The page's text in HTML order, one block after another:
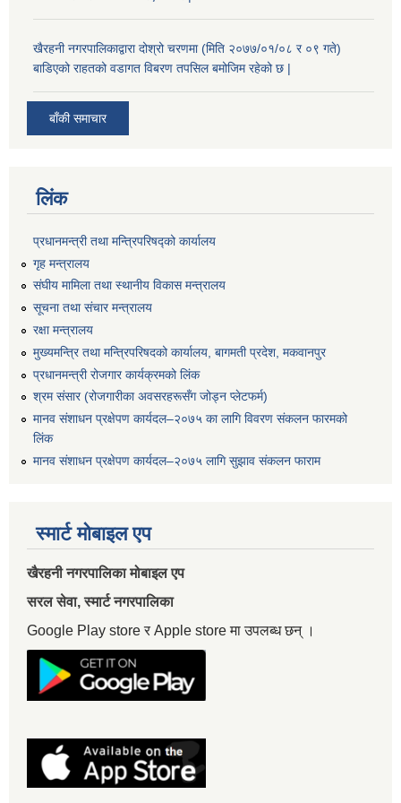
खैरहनी नगरपालिकाद्वारा दोश्रो चरणमा (मिति २०७७/०१/०८ र ०९ गते)
बाडिएको राहतको वडागत विबरण तपसिल बमोजिम रहेको छ |
बाँकी समाचार
लिंक
प्रधानमन्त्री तथा मन्त्रिपरिषद्को कार्यालय
गृह मन्त्रालय
संघीय मामिला तथा स्थानीय विकास मन्त्रालय
सूचना तथा संचार मन्त्रालय
रक्षा मन्त्रालय
मुख्यमन्त्रि तथा मन्त्रिपरिषदको कार्यालय, बागमती प्रदेश, मकवानपुर
प्रधानमन्त्री रोजगार कार्यक्रमको लिंक
श्रम संसार (रोजगारीका अवसरहरूसँग जोड्न प्लेटफर्म)
मानव संशाधन प्रक्षेपण कार्यदल–२०७५ का लागि विवरण संकलन फारमको
लिंक
मानव संशाधन प्रक्षेपण कार्यदल–२०७५ लागि सुझाव संकलन फाराम
स्मार्ट मोबाइल एप
खैरहनी नगरपालिका मोबाइल एप
सरल सेवा, स्मार्ट नगरपालिका
Google Play store र Apple store मा उपलब्ध छन् ।